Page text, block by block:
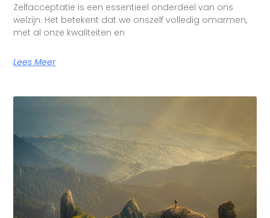
Zelfacceptatie is een essentieel onderdeel van ons
welzijn. Het betekent dat we onszelf volledig omarmen,
met al onze kwaliteiten en
Lees Meer